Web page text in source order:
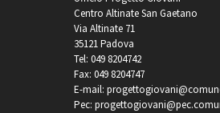
Centro Altinate San Gaetano
Via Altinate 71
35121 Padova
Tel: 049 8204742
Fax: 049 8204747
E-mail:
Pec: